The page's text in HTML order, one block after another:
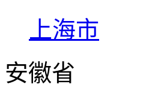
上海市
安徽省